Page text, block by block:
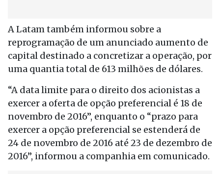
A Latam também informou sobre a
reprogramação de um anunciado aumento de
capital destinado a concretizar a operação, por
uma quantia total de 613 milhões de dólares.
“A data limite para o direito dos acionistas a
exercer a oferta de opção preferencial é 18 de
novembro de 2016”, enquanto o “prazo para
exercer a opção preferencial se estenderá de
24 de novembro de 2016 até 23 de dezembro de
2016”, informou a companhia em comunicado.